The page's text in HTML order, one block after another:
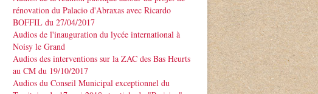
rénovation du Palacio d'Abraxas avec Ricardo
BOFFIL du 27/04/2017
Audios de l'inauguration du lycée international à
Noisy le Grand
Audios des interventions sur la ZAC des Bas Heurts
au CM du 19/10/2017
Audios du Conseil Municipal exceptionnel du